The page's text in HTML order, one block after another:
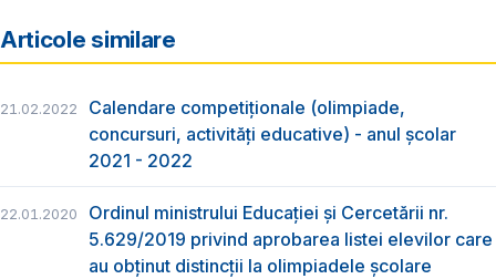
Articole similare
21.02.2022
Calendare competiționale (olimpiade,
concursuri, activități educative) - anul școlar
2021 - 2022
22.01.2020
Ordinul ministrului Educației și Cercetării nr.
5.629/2019 privind aprobarea listei elevilor care
au obţinut distincţii la olimpiadele şcolare